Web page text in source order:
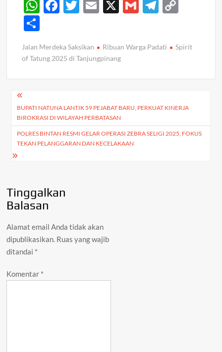
W
s
A
p
F
b
o
T
er
E
X
G
T
gr
m
y
n
ar
Jalan Merdeka Saksikan Ribuan Warga Padati
Spirit
of Tatung 2025 di Tanjungpinang
Navigasi
pos
BUPATI NATUNA LANTIK 59 PEJABAT BARU, PERKUAT KINERJA
BIROKRASI DI WILAYAH PERBATASAN
POLRES BINTAN RESMI GELAR OPERASI ZEBRA SELIGI 2025, FOKUS
TEKAN PELANGGARAN DAN KECELAKAAN
Tinggalkan
Balasan
Alamat email Anda tidak akan
dipublikasikan. Ruas yang wajib
ditandai *
Komentar *